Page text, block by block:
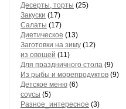
Десерты, торты (25)
Закуски (17)
Салаты (17)
Диетическое (13)
Заготовки на зиму (12)
из овощей (11)
Для праздничного стола (9)
Из рыбы и морепродуктов (9)
Детское меню (6)
соусы (5)
Разное_интересное (3)